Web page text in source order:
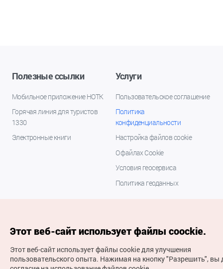
Полезные ссылки
Мобильное приложение НОТК
Горячая линия для туристов
1330
Электронные книги
Услуги
Пользовательское соглашение
Политика
конфиденциальности
Настройка файлов cookie
О файлах Cookie
Условия геосервиса
Политика геоданных
Этот веб-сайт использует файлы coockie.
Этот веб-сайт использует файлы cookie для улучшения
пользовательского опыта. Нажимая на кнопку "Разрешить", вы